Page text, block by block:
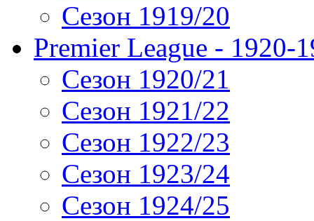
Сезон 1919/20
Premier League - 1920-
Сезон 1920/21
Сезон 1921/22
Сезон 1922/23
Сезон 1923/24
Сезон 1924/25